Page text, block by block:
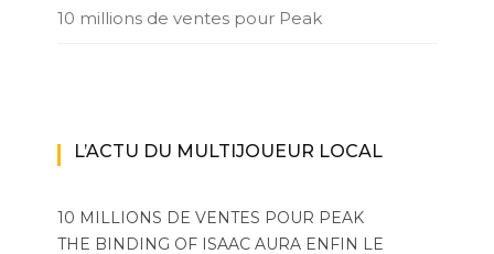
10 millions de ventes pour Peak
L’ACTU DU MULTIJOUEUR LOCAL
10 MILLIONS DE VENTES POUR PEAK
THE BINDING OF ISAAC AURA ENFIN LE